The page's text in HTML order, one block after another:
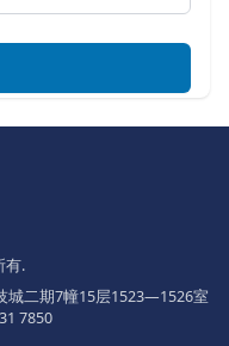
Optics Co.,
有.
城二期7幢15层1523—1526室
7850